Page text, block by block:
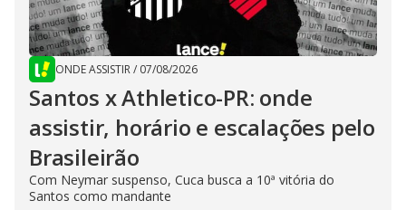
ONDE ASSISTIR/ 07/08/2026
Santos x Athletico-PR: onde
assistir, horário e escalações pelo
Brasileirão
Com Neymar suspenso, Cuca busca a 10ª vitória do
Santos como mandante